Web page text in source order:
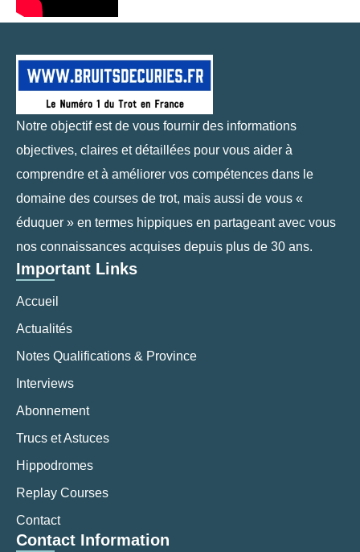
Notre objectif est de vous fournir des informations
objectives, claires et détaillées pour vous aider à
comprendre et à améliorer vos compétences dans le
domaine des courses de trot, mais aussi de vous «
éduquer » en termes hippiques en partageant avec vous
nos connaissances acquises depuis plus de 30 ans.
Important Links
Accueil
Actualités
Notes Qualifications & Province
Interviews
Abonnement
Trucs et Astuces
Hippodromes
Replay Courses
Contact
Contact Information